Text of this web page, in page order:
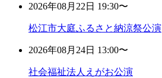
2026年08月22日 19:30〜
松江市大庭ふるさと納涼祭公演
2026年08月24日 13:00〜
社会福祉法人えがお公演